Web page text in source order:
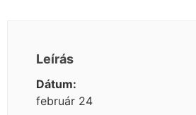
Leírás
Dátum:
február 24